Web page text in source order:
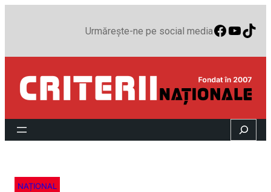
Urmărește-ne pe social media
Search
NAȚIONAL